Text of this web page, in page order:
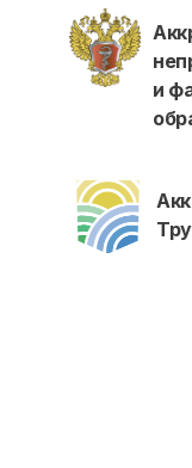
и
Неврология
Эндокринология
О нашем центре
Основные сведения
Структура и органы
управления